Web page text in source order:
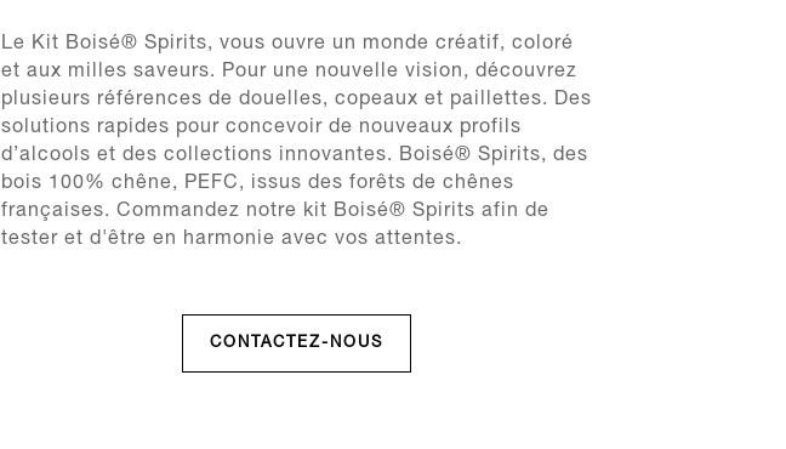
Le Kit Boisé® Spirits, vous ouvre un monde créatif, coloré
et aux milles saveurs. Pour une nouvelle vision, découvrez
plusieurs références de douelles, copeaux et paillettes. Des
solutions rapides pour concevoir de nouveaux profils
d’alcools et des collections innovantes. Boisé® Spirits, des
bois 100% chêne, PEFC, issus des forêts de chênes
françaises. Commandez notre kit Boisé® Spirits afin de
tester et d'être en harmonie avec vos attentes.
CONTACTEZ-NOUS